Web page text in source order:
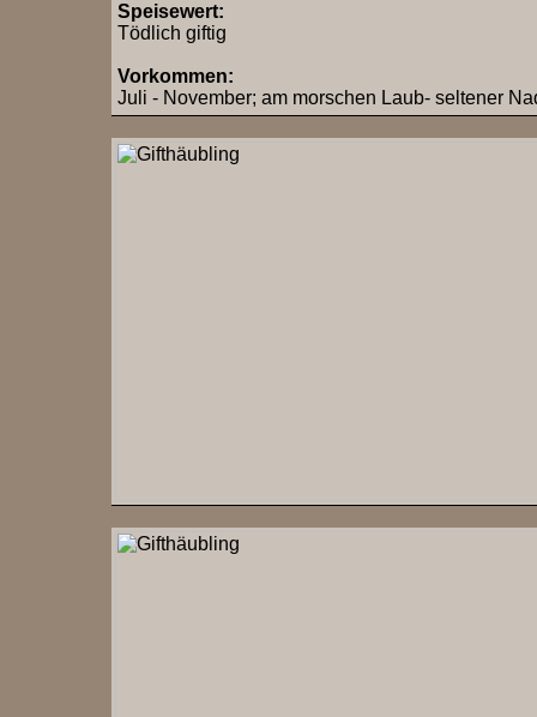
Speisewert:
Tödlich giftig
Vorkommen:
Juli - November; am morschen Laub- seltener